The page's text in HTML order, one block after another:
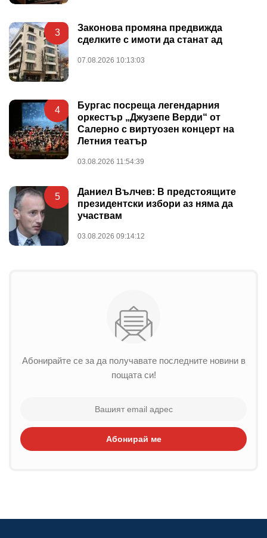
3
Законова промяна предвижда
сделките с имоти да станат ад
07.08.2026 10:13:03
4
Бургас посреща легендарния
оркестър „Джузепе Верди“ от
Салерно с виртуозен концерт на
Летния театър
03.08.2026 11:54:39
5
Даниел Вълчев: В предстоящите
президентски избори аз няма да
участвам
03.08.2026 09:14:12
Абонирайте се за да получавате последните новини в
пощата си!
Абонирай ме